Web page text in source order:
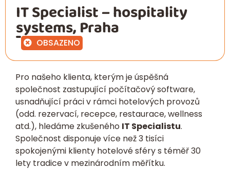
IT Specialist – hospitality
systems, Praha
OBSAZENO
Pro našeho klienta, kterým je úspěšná
společnost zastupující počítačový software,
usnadňující práci v rámci hotelových provozů
(odd. rezervací, recepce, restaurace, wellness
atd.), hledáme zkušeného IT Specialistu.
Společnost disponuje více než 3 tisíci
spokojenými klienty hotelové sféry s téměř 30
lety tradice v mezinárodním měřítku.